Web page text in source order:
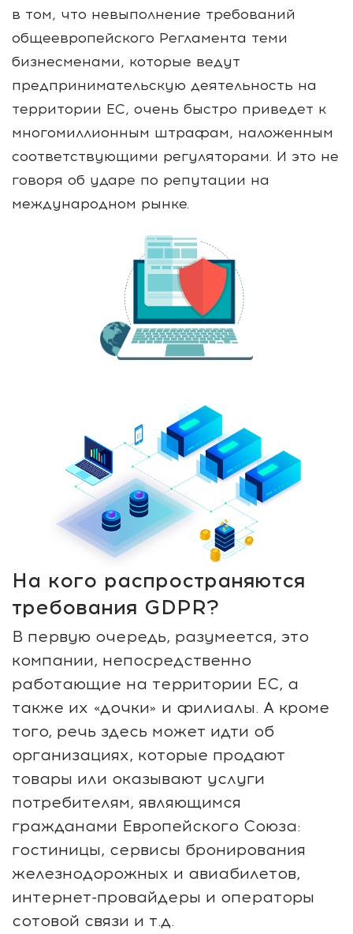
в том, что невыполнение требований
общеевропейского Регламента теми
бизнесменами, которые ведут
предпринимательскую деятельность на
территории ЕС, очень быстро приведет к
многомиллионным штрафам, наложенным
соответствующими регуляторами. И это не
говоря об ударе по репутации на
международном рынке.
На кого распространяются
требования GDPR?
В первую очередь, разумеется, это
компании, непосредственно
работающие на территории ЕС, а
также их «дочки» и филиалы. А кроме
того, речь здесь может идти об
организациях, которые продают
товары или оказывают услуги
потребителям, являющимся
гражданами Европейского Союза:
гостиницы, сервисы бронирования
железнодорожных и авиабилетов,
интернет-провайдеры и операторы
сотовой связи и т.д.